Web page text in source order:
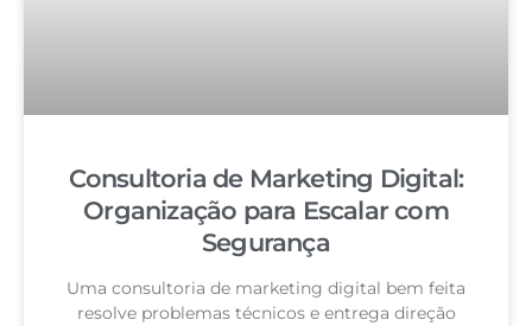
Consultoria de Marketing Digital:
Organização para Escalar com
Segurança
Uma consultoria de marketing digital bem feita
resolve problemas técnicos e entrega direção